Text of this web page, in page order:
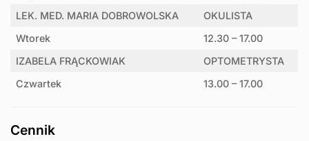
LEK. MED. MARIA DOBROWOLSKA
OKULISTA
Wtorek
12.30 – 17.00
IZABELA FRĄCKOWIAK
OPTOMETRYSTA
Czwartek
13.00 – 17.00
Cennik